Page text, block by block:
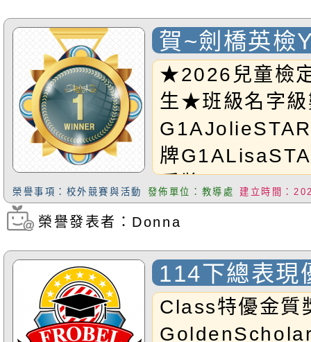
以及Gutmann
賀~劍橋英檢
語認證 表現
牌）名單
★2026兒童檢
生★班級名字級
牌
盾牌
盾牌
榮譽事項：校外競賽與活動 發佈單位：教導處 建立時間：
瀏覽次數：118
榮譽發表者：Donna
114下總表現
Class特優金